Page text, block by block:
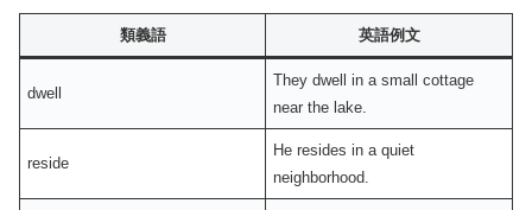
類義語 英語例文
dwell
They dwell in a small cottage
near the lake.
reside
He resides in a quiet
neighborhood.